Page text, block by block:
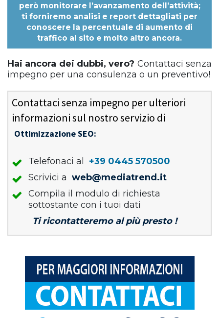
però monitorare l’avanzamento dell’attività;
ti forniremo analisi e report dettagliati per
conoscere la percentuale di aumento di
traffico al sito e molto altro ancora.
Hai ancora dei dubbi, vero? Contattaci senza
impegno per una consulenza o un preventivo!
Contattaci senza impegno per ulteriori
informazioni sul nostro servizio di
Ottimizzazione SEO:
Telefonaci al
+39 0445 570500
Scrivici a web@mediatrend.it
Compila il modulo di richiesta
sottostante con i tuoi dati
Ti ricontatteremo al più presto !